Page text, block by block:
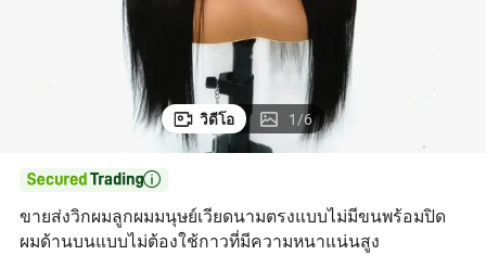
วิดีโอ 1/6

ขายส่งวิกผมลูกผมมนุษย์เวียดนามตรงแบบไม่มีขนพร้อมปิด
ผมด้านบนแบบไม่ต้องใช้กาวที่มีความหนาแน่นสูง